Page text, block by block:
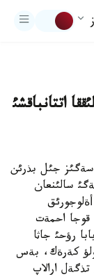
اتتانباقشئ
سةگئز جئل بذرئن
سالئنعان
قارياثئز 2003 - جئلئ قوجا احمةت
رؤحئ جاثا
كةرةك، بةس
ارالاپ